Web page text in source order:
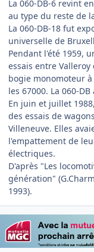
La 060-DB-6 revint
au type du reste de
La 060-DB-18 fut
universelle de
Pendant l'été 1959,
essais entre
bogie monomoteur
les 67000. La 060-
En juin et juillet
des essais de
Villeneuve. Elles
l'empattement de
électriques.
D'après "Les
génération"
1993).